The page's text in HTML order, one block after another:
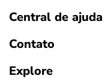
Central de ajuda
Contato
Explore